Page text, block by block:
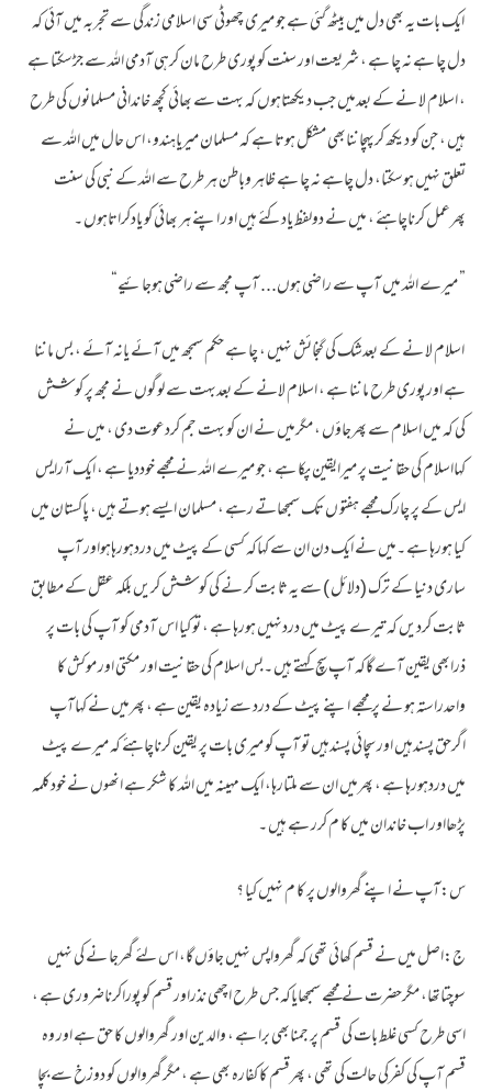
ایک بات یہ بھی دل میں بیٹھ گئی ہے جو میری چھوٹی سی اسلامی زندگی سے تجربہ میں آئی کہ
دل چا ہے نہ چا ہے ، شریعت اور سنت کو پوری طرح مان کرہی آدمی اللہ سے جڑسکتا ہے
، اسلام لا نے کے بعدمیں جب دیکھتاہوں کہ بہت سے بھائی کچھ خاندانی مسلمانوں کی طرح
ہیں ، جن کو دیکھ کرپہچاننابھی مشکل ہوتا ہے کہ مسلمان میریاہندو، اس حال میں اللہ سے
تعلق نہیں ہوسکتا، دل چاہے نہ چا ہے ظاہر وباطن ہر طرح سے اللہ کے نبی کی سنت
پھرعمل کرناچاہئے ، میں نے دولفظ یادکئے ہیں اور اپنے ہر بھائی کو یادکراتاہوں ۔
” میرے اللہ میں آپ سے راضی ہوں... آپ مجھ سے راضی ہوجائیے“
اسلام لا نے کے بعدشک کی گنجائش نہیں ، چا ہے حکم سمجھ میں آئے یانہ آئے ، بس ماننا
ہے اور پوری طرح ماننا ہے ، اسلام لانے کے بعدبہت سے لوگوں نے مجھ پر کو شش
کی کہ میں اسلام سے پھرجاؤں ، مگرمیں نے ان کو بہت جم کردعوت دی ، میں نے
کہااسلام کی حقانیت پر میرایقین پکا ہے ، جو میرے اللہ نے مجھے خوددیا ہے ، ایک آرایس
ایس کے پر چارک مجھے ہفتو ں تک سمجھاتے رہے ، مسلمان ایسے ہوتے ہیں ، پاکستان میں
کیا ہورہا ہے ۔میں نے ایک دن ان سے کہاکہ کسی کے پیٹ میں دردہورہاہواور آپ
ساری دنیا کے ترک (دلائل ) سے یہ ثابت کر نے کی کو شش کریں بلکہ عقل کے مطابق
ثابت کردیں کہ تیرے پیٹ میں دردنہیں ہورہا ہے ، تو کیا اس آدمی کو آپ کی بات پر
ذرابھی یقین آے گاکہ آپ سچ کہتے ہیں ۔بس اسلام کی حقانیت اور مکتی اور موکش کا
واحدراستہ ہو نے پر مجھے اپنے پیٹ کے درد سے زیادہ یقین ہے ، پھرمیں نے کہاآپ
اگرحق پسندہیں اور سچائی پسندہیں تو آپ کو میری بات پر یقین کرناچاہئے کہ میرے پیٹ
میں دردہورہا ہے ، پھرمیں ان سے ملتارہا، ایک مہینہ میں اللہ کا شکر ہے انھوں نے خودکلمہ
پڑھااور اب خاندان میں کا م کرر ہے ہیں ۔
س:آپ نے اپنے گھروالوں پر کا م نہیں کیا ؟
ج:اصل میں نے قسم کھائی تھی کہ گھرواپس نہیں جاؤں گا، اس لئے گھرجا نے کی نہیں
سوچتاتھا، مگرحضرت نے مجھے سمجھایاکہ جس طرح اچھی نذراور قسم کو پوراکرناضروری ہے ،
اسی طرح کسی غلط بات کی قسم پر جمنابھی برا ہے ، والدین اور گھروالوں کا حق ہے اور وہ
قسم آپ کی کفرکی حالت کی تھی ، پھرقسم کا کفارہ بھی ہے ، مگرگھروالوں کو دوزخ سے بچا